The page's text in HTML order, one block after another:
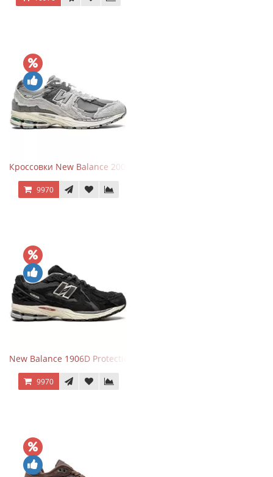
Кроссовки New Balance 2002R Protection Pack Grey
9970
New Balance 1906D Protection Pack Black черные
9970